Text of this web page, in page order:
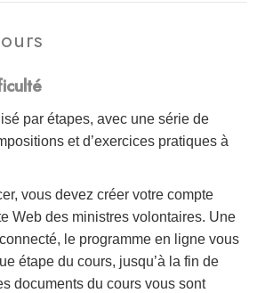
par étapes, avec une série de
et d’exercices pratiques à
vous devez créer votre compte
Web des ministres volontaires. Une
le programme en ligne vous
étape du cours, jusqu’à la fin de
documents du cours vous sont